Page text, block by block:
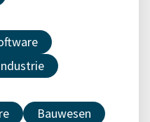
Bauwesen